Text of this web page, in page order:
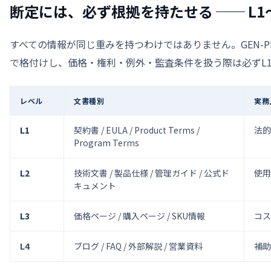
断定には、必ず根拠を持たせる ── L1
すべての情報が同じ重みを持つわけではありません。
で格付けし、価格・権利・例外・監査条件を扱う際は必ず
レベル 文書種別 実
L1
契約書 / EULA / Product Terms /
Program Terms
法
L2
技術文書 / 製品仕様 / 管理ガイド / 公式ド
キュメント
使
L3 価格ページ / 購入ページ / SKU情報 コ
L4 ブログ / FAQ / 外部解説 / 営業資料 補